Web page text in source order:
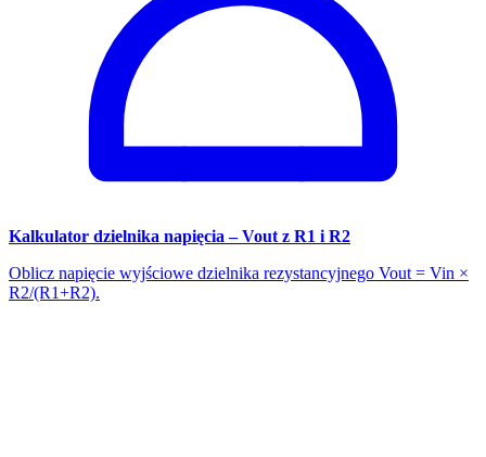
Kalkulator dzielnika napięcia – Vout z R1 i R2
Oblicz napięcie wyjściowe dzielnika rezystancyjnego Vout = Vin ×
R2/(R1+R2).